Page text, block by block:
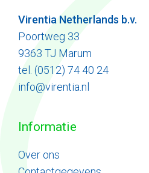
Virentia Netherlands b.v.
Poortweg 33
9363 TJ Marum
tel. (0512) 74 40 24
info@virentia.nl
Informatie
Over ons